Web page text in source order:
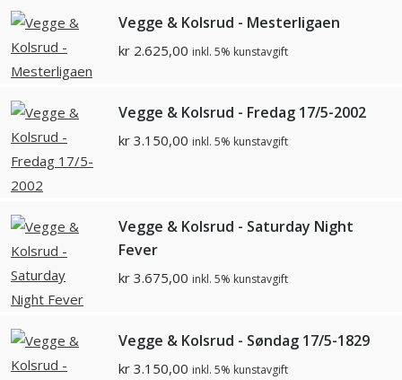
Vegge & Kolsrud - Mesterligaen
kr 2.625,00 inkl. 5% kunstavgift
Vegge & Kolsrud - Fredag 17/5-2002
kr 3.150,00 inkl. 5% kunstavgift
Vegge & Kolsrud - Saturday Night
Fever
kr 3.675,00 inkl. 5% kunstavgift
Vegge & Kolsrud - Søndag 17/5-1829
kr 3.150,00 inkl. 5% kunstavgift